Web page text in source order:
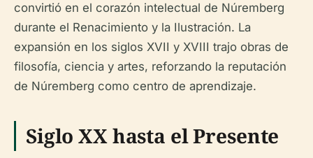
convirtió en el corazón intelectual de Núremberg
durante el Renacimiento y la Ilustración. La
expansión en los siglos XVII y XVIII trajo obras de
filosofía, ciencia y artes, reforzando la reputación
de Núremberg como centro de aprendizaje.
Siglo XX hasta el Presente